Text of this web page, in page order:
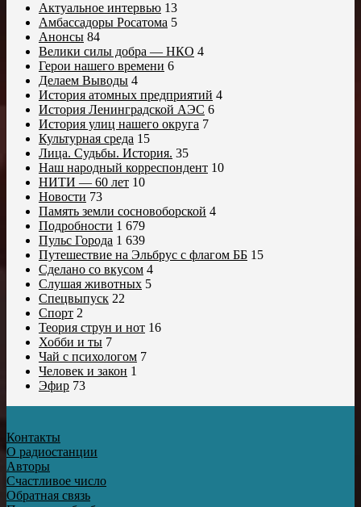
Актуальное интервью 13
Амбассадоры Росатома 5
Анонсы 84
Велики силы добра — НКО 4
Герои нашего времени 6
Делаем Выводы 4
История атомных предприятий 4
История Ленинградской АЭС 6
История улиц нашего округа 7
Культурная среда 15
Лица. Судьбы. История. 35
Наш народный корреспондент 10
НИТИ — 60 лет 10
Новости 73
Память земли сосновоборской 4
Подробности 1 679
Пульс Города 1 639
Путешествие на Эльбрус с флагом ББ 15
Сделано со вкусом 4
Слушая животных 5
Спецвыпуск 22
Спорт 2
Теория струн и нот 16
Хобби и ты 7
Чай с психологом 7
Человек и закон 1
Эфир 73
Контакты
О радиостанции
Авторы
Счастливое число
Обратная связь